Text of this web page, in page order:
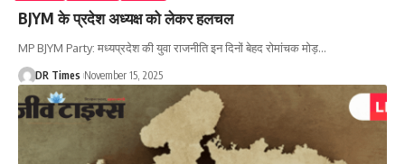
BJYM के प्रदेश अध्यक्ष को लेकर हलचल
MP BJYM Party: मध्यप्रदेश की युवा राजनीति इन दिनों बेहद रोमांचक मोड़…
DR Times November 15, 2025